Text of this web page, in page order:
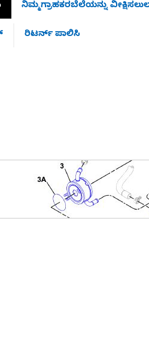
ನಿಮ್ಮಗ್ರಾಹಕರಬೆಲೆಯನ್ನು
ರಿಟರ್ನ್ ಪಾಲಿಸಿ